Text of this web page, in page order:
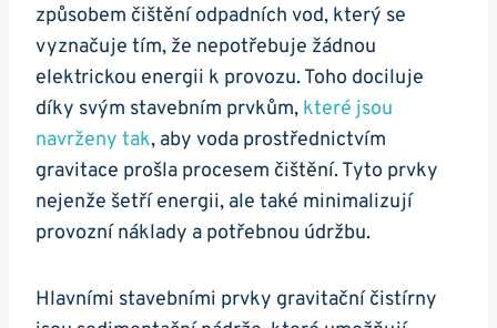
způsobem čištění odpadních vod, který se
vyznačuje tím, že nepotřebuje žádnou
elektrickou energii k provozu. Toho dociluje
díky svým stavebním prvkům, které jsou
navrženy tak, aby voda prostřednictvím
gravitace prošla procesem čištění. Tyto prvky
nejenže šetří energii, ale také minimalizují
provozní náklady a potřebnou údržbu.
Hlavními stavebními prvky gravitační čistírny